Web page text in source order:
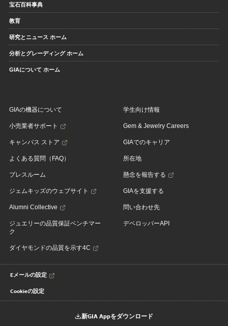
宝石百科事典
教育
研究とニュース ホーム
分析とグレーディング ホーム
GIAについて ホーム
GIAの機器について
小売業者サポート
キャンパス ストア
よくある質問（FAQ）
プレスルーム
ジェムキッズのウェブサイト
Alumni Collective
ジュエリーの品質保証ベンチマー
ク
ダイヤモンドの品質を示す4C
学生向け情報
Gem & Jewelry Careers
GIAでのキャリア
所在地
懸念を報告する
GIAを支援する
問い合わせ先
デベロッパーAPI
Eメールの設定
Cookieの設定
新GIA Appをダウンロード